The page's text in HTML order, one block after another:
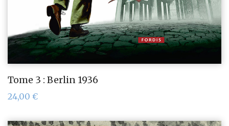
Tome 3 : Berlin 1936
24,00 €